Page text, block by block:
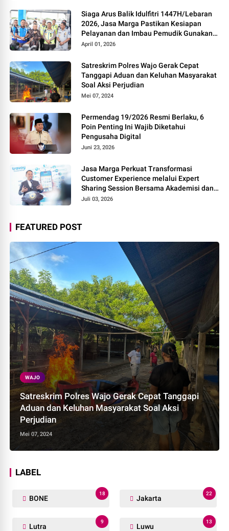
Siaga Arus Balik Idulfitri 1447H/Lebaran
2026, Jasa Marga Pastikan Kesiapan
Pelayanan dan Imbau Pemudik Gunakan
Rest Area Alternatif
April 01, 2026
Satreskrim Polres Wajo Gerak Cepat
Tanggapi Aduan dan Keluhan Masyarakat
Soal Aksi Perjudian
Mei 07, 2024
Permendag 19/2026 Resmi Berlaku, 6
Poin Penting Ini Wajib Diketahui
Pengusaha Digital
Juni 23, 2026
Jasa Marga Perkuat Transformasi
Customer Experience melalui Expert
Sharing Session Bersama Akademisi dan
Praktisi
Juli 03, 2026
FEATURED POST
WAJO
Satreskrim Polres Wajo Gerak Cepat Tanggapi
Aduan dan Keluhan Masyarakat Soal Aksi
Perjudian
Mei 07, 2024
LABEL
BONE
18
Jakarta
22
Lutra
9
Luwu
13